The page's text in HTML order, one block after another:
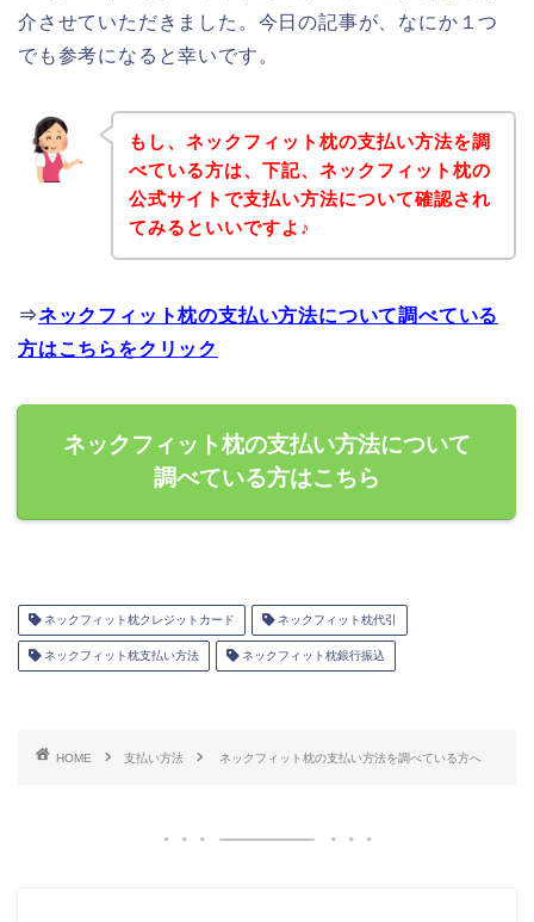
介させていただきました。今日の記事が、なにか１つ
でも参考になると幸いです。
もし、ネックフィット枕の支払い方法を調
べている方は、下記、ネックフィット枕の
公式サイトで支払い方法について確認され
てみるといいですよ♪
⇒ネックフィット枕の支払い方法について調べている
方はこちらをクリック
ネックフィット枕の支払い方法について
調べている方はこちら
ネックフィット枕クレジットカード ネックフィット枕代引
ネックフィット枕支払い方法 ネックフィット枕銀行振込
HOME 支払い方法 ネックフィット枕の支払い方法を調べている方へ